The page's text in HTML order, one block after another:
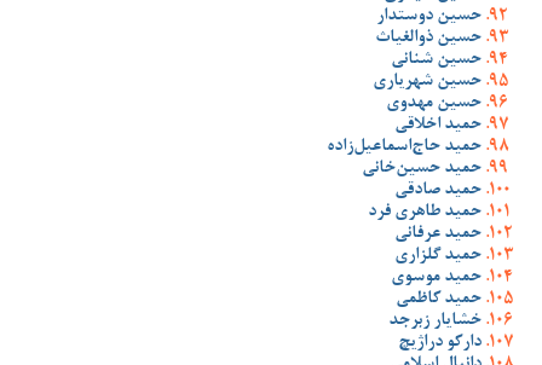
حسین دوستدار
حسین ذوالغیاث
حسین شنانی
حسین شهریاری
حسین مهدوی
حمید اخلاقی
حمید حاج‌اسماعیل‌زاده
حمید حسین‌خانی
حمید صادقی
حمید طاهری فرد
حمید عرفانی
حمید گلزاری
حمید موسوی
حمید کاظمی
خشایار زبرجد
دارکو دراژیچ